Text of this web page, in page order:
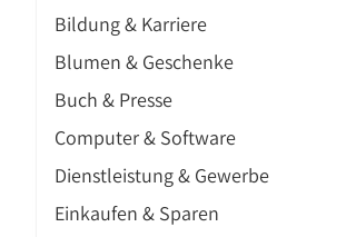
Bildung & Karriere
Blumen & Geschenke
Buch & Presse
Computer & Software
Dienstleistung & Gewerbe
Einkaufen & Sparen